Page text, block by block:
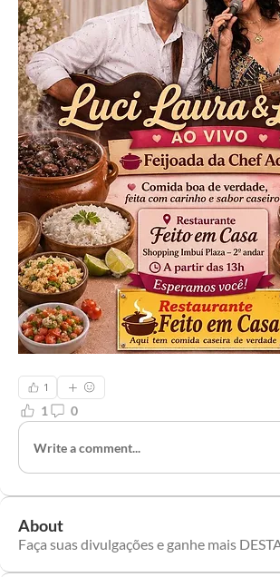
1
1 0
Write a comment...
About
Faça suas divulgações e ganhe mais